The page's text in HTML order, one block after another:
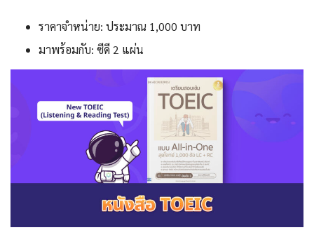
ราคาจำหน่าย: ประมาณ 1,000 บาท
มาพร้อมกับ: ซีดี 2 แผ่น